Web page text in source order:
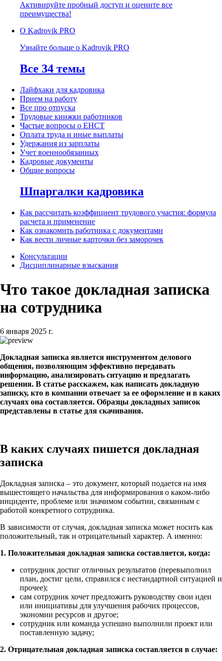
Активируйте пробный доступ и оцените все
преимущества!
О Kadrovik PRO
Узнайте больше о Kadrovik PRO
Все 34 темы
Лайфхаки для кадровика
Прием на работу
Все про отпуска
Трудовые книжки работников
Частые вопросы о ЕНСТ
Оплата труда и иные выплаты
Удержания из зарплаты
Учет военнообязанных
Кадровые документы
Общие вопросы
Шпаргалки кадровика
Как рассчитать коэффициент трудового участия: формула
расчета и применение
Как ознакомить работника с документами
Как вести личные карточки без заморочек
Консультации
Дисциплинарные взыскания
Что такое докладная записка
на сотрудника
6 января 2025 г.
Докладная записка является инструментом делового
общения, позволяющим эффективно передавать
информацию, анализировать ситуацию и предлагать
решения. В статье расскажем, как написать докладную
записку, кто в компании отвечает за ее оформление и в каких
случаях она составляется. Образцы докладных записок
представлены в статье для скачивания.
В каких случаях пишется докладная
записка
Докладная записка – это документ, который подается на имя
вышестоящего начальства для информирования о каком-либо
инциденте, проблеме или значимом событии, связанным с
работой конкретного сотрудника.
В зависимости от случая, докладная записка может носить как
положительный, так и отрицательный характер. А именно:
1. Положительная докладная записка составляется, когда:
сотрудник достиг отличных результатов (перевыполнил
план, достиг цели, справился с нестандартной ситуацией и
прочее);
сам сотрудник хочет предложить руководству свои идеи
или инициативы для улучшения рабочих процессов,
экономии ресурсов и другое;
сотрудник или команда успешно выполнили проект или
поставленную задачу;
2. Отрицательная докладная записка составляется в случае: